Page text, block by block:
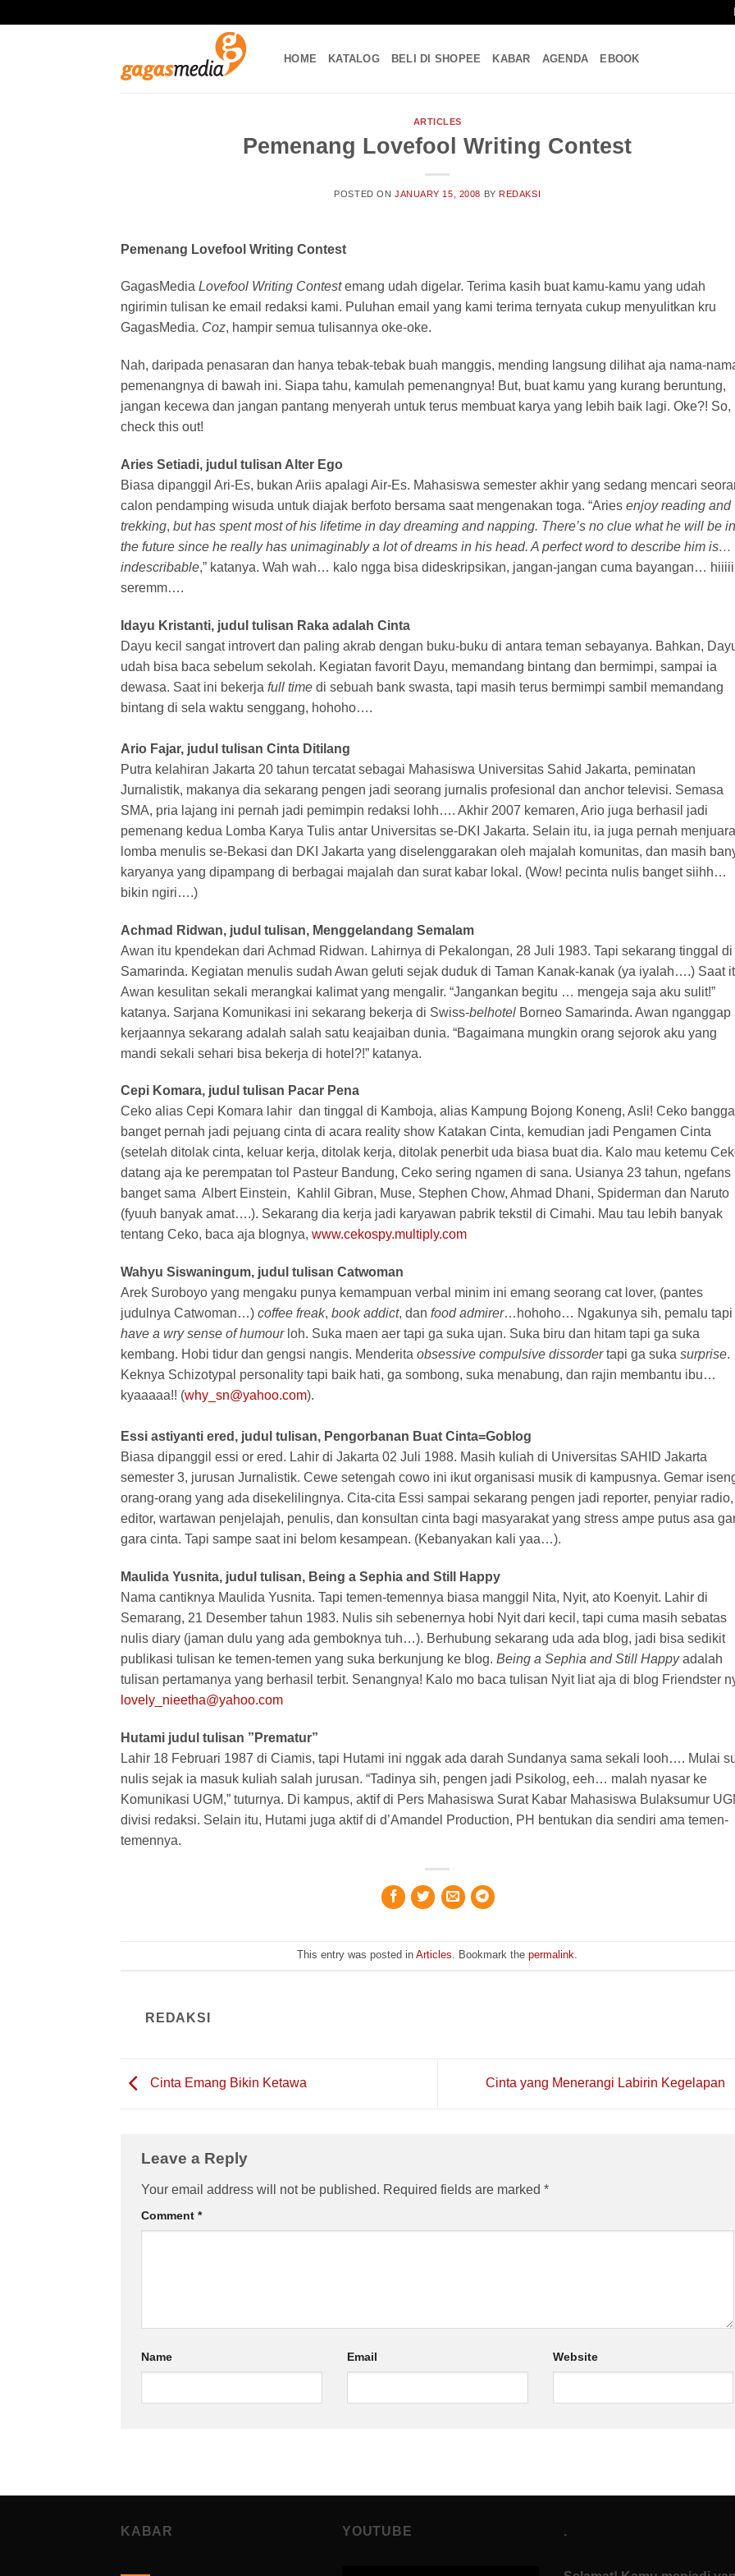
HOME KATALOG BELI DI SHOPEE KABAR AGENDA EBOOK
ARTICLES
Pemenang Lovefool Writing Contest
POSTED ON JANUARY 15, 2008 BY REDAKSI
Pemenang Lovefool Writing Contest
GagasMedia Lovefool Writing Contestemang udah digelar. Terima kasih buat kamu-kamu yang udah
ngirimin tulisan ke email redaksi kami. Puluhan email yang kami terima ternyata cukup menyulitkan kru
GagasMedia. Coz, hampir semua tulisannya oke-oke.
Nah, daripada penasaran dan hanya tebak-tebak buah manggis, mending langsung dilihat aja nama-
pemenangnya di bawah ini. Siapa tahu, kamulah pemenangnya! But, buat kamu yang kurang beruntung,
jangan kecewa dan jangan pantang menyerah untuk terus membuat karya yang lebih baik lagi. Oke?! So,
check this out!
Aries Setiadi, judul tulisan Alter Ego
Biasa dipanggil Ari-Es, bukan Ariis apalagi Air-Es. Mahasiswa semester akhir yang sedang mencari
calon pendamping wisuda untuk diajak berfoto bersama saat mengenakan toga. “Aries enjoy reading and
trekking, but has spent most of his lifetime in day dreaming and napping. There’s no clue what he will be in
the future since he really has unimaginably a lot of dreams in his head. A perfect word to describe him is…
indescribable,” katanya. Wah wah… kalo ngga bisa dideskripsikan, jangan-jangan cuma bayangan… hiiiii
seremm….
Idayu Kristanti, judul tulisan Raka adalah Cinta
Dayu kecil sangat introvert dan paling akrab dengan buku-buku di antara teman sebayanya. Bahkan,
udah bisa baca sebelum sekolah. Kegiatan favorit Dayu, memandang bintang dan bermimpi, sampai ia
dewasa. Saat ini bekerja full time di sebuah bank swasta, tapi masih terus bermimpi sambil memandang
bintang di sela waktu senggang, hohoho….
Ario Fajar, judul tulisan Cinta Ditilang
Putra kelahiran Jakarta 20 tahun tercatat sebagai Mahasiswa Universitas Sahid Jakarta, peminatan
Jurnalistik, makanya dia sekarang pengen jadi seorang jurnalis profesional dan anchor televisi. Semasa
SMA, pria lajang ini pernah jadi pemimpin redaksi lohh…. Akhir 2007 kemaren, Ario juga berhasil jadi
pemenang kedua Lomba Karya Tulis antar Universitas se-DKI Jakarta. Selain itu, ia juga pernah
lomba menulis se-Bekasi dan DKI Jakarta yang diselenggarakan oleh majalah komunitas, dan masih
karyanya yang dipampang di berbagai majalah dan surat kabar lokal. (Wow! pecinta nulis banget siihh…
bikin ngiri….)
Achmad Ridwan, judul tulisan, Menggelandang Semalam
Awan itu kpendekan dari Achmad Ridwan. Lahirnya di Pekalongan, 28 Juli 1983. Tapi sekarang tinggal di
Samarinda. Kegiatan menulis sudah Awan geluti sejak duduk di Taman Kanak-kanak (ya iyalah….) Saat
Awan kesulitan sekali merangkai kalimat yang mengalir. “Jangankan begitu … mengeja saja aku sulit!”
katanya. Sarjana Komunikasi ini sekarang bekerja di Swiss-belhotel Borneo Samarinda. Awan nganggap
kerjaannya sekarang adalah salah satu keajaiban dunia. “Bagaimana mungkin orang sejorok aku yang
mandi sekali sehari bisa bekerja di hotel?!” katanya.
Cepi Komara, judul tulisan Pacar Pena
Ceko alias Cepi Komara lahir dan tinggal di Kamboja, alias Kampung Bojong Koneng, Asli! Ceko bangga
banget pernah jadi pejuang cinta di acara reality show Katakan Cinta, kemudian jadi Pengamen Cinta
(setelah ditolak cinta, keluar kerja, ditolak kerja, ditolak penerbit uda biasa buat dia. Kalo mau ketemu
datang aja ke perempatan tol Pasteur Bandung, Ceko sering ngamen di sana. Usianya 23 tahun, ngefans
banget sama Albert Einstein, Kahlil Gibran, Muse, Stephen Chow, Ahmad Dhani, Spiderman dan Naruto
(fyuuh banyak amat….). Sekarang dia kerja jadi karyawan pabrik tekstil di Cimahi. Mau tau lebih banyak
tentang Ceko, baca aja blognya, www.cekospy.multiply.com
Wahyu Siswaningum, judul tulisan Catwoman
Arek Suroboyo yang mengaku punya kemampuan verbal minim ini emang seorang cat lover, (pantes
judulnya Catwoman…) coffee freak, book addict, dan food admirer…hohoho… Ngakunya sih, pemalu tapi
have a wry sense of humourloh. Suka maen aer tapi ga suka ujan. Suka biru dan hitam tapi ga suka
kembang. Hobi tidur dan gengsi nangis. Menderita obsessive compulsive dissordertapi ga suka surprise.
Keknya Schizotypal personality tapi baik hati, ga sombong, suka menabung, dan rajin membantu ibu…
kyaaaaa!! (why_sn@yahoo.com).
Essi astiyanti ered, judul tulisan, Pengorbanan Buat Cinta=Goblog
Biasa dipanggil essi or ered. Lahir di Jakarta 02 Juli 1988. Masih kuliah di Universitas SAHID Jakarta
semester 3, jurusan Jurnalistik. Cewe setengah cowo ini ikut organisasi musik di kampusnya. Gemar
orang-orang yang ada disekelilingnya. Cita-cita Essi sampai sekarang pengen jadi reporter, penyiar radio,
editor, wartawan penjelajah, penulis, dan konsultan cinta bagi masyarakat yang stress ampe putus asa
gara cinta. Tapi sampe saat ini belom kesampean. (Kebanyakan kali yaa…).
Maulida Yusnita, judul tulisan, Being a Sephia and Still Happy
Nama cantiknya Maulida Yusnita. Tapi temen-temennya biasa manggil Nita, Nyit, ato Koenyit. Lahir di
Semarang, 21 Desember tahun 1983. Nulis sih sebenernya hobi Nyit dari kecil, tapi cuma masih sebatas
nulis diary (jaman dulu yang ada gemboknya tuh…). Berhubung sekarang uda ada blog, jadi bisa sedikit
publikasi tulisan ke temen-temen yang suka berkunjung ke blog. Being a Sephia and Still Happyadalah
tulisan pertamanya yang berhasil terbit. Senangnya! Kalo mo baca tulisan Nyit liat aja di blog Friendster
lovely_nieetha@yahoo.com
Hutami judul tulisan ”Prematur”
Lahir 18 Februari 1987 di Ciamis, tapi Hutami ini nggak ada darah Sundanya sama sekali looh…. Mulai
nulis sejak ia masuk kuliah salah jurusan. “Tadinya sih, pengen jadi Psikolog, eeh… malah nyasar ke
Komunikasi UGM,” tuturnya. Di kampus, aktif di Pers Mahasiswa Surat Kabar Mahasiswa Bulaksumur
divisi redaksi. Selain itu, Hutami juga aktif di d’Amandel Production, PH bentukan dia sendiri ama temen-
temennya.
This entry was posted inArticles. Bookmark thepermalink.
REDAKSI
Cinta Emang Bikin Ketawa Cinta yang Menerangi Labirin Kegelapan
Leave a Reply
Your email address will not be published. Required fields are marked *
Comment *
Name Email Website
KABAR YOUTUBE .